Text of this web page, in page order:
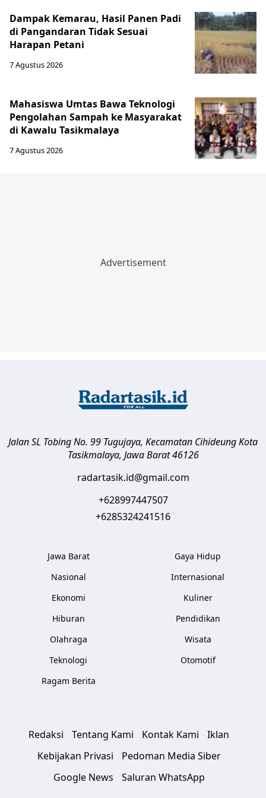
Dampak Kemarau, Hasil Panen Padi
di Pangandaran Tidak Sesuai
Harapan Petani
7 Agustus 2026
Mahasiswa Umtas Bawa Teknologi
Pengolahan Sampah ke Masyarakat
di Kawalu Tasikmalaya
7 Agustus 2026
Jalan SL Tobing No. 99 Tugujaya, Kecamatan CihideungKota
Tasikmalaya, Jawa Barat 46126
radartasik.id@gmail.com
+628997447507
+6285324241516
Jawa Barat
Nasional
Ekonomi
Hiburan
Olahraga
Teknologi
Ragam Berita
Gaya Hidup
Internasional
Kuliner
Pendidikan
Wisata
Otomotif
Redaksi Tentang Kami Kontak Kami
Iklan
Kebijakan Privasi
Pedoman Media Siber
Google News
Saluran WhatsApp